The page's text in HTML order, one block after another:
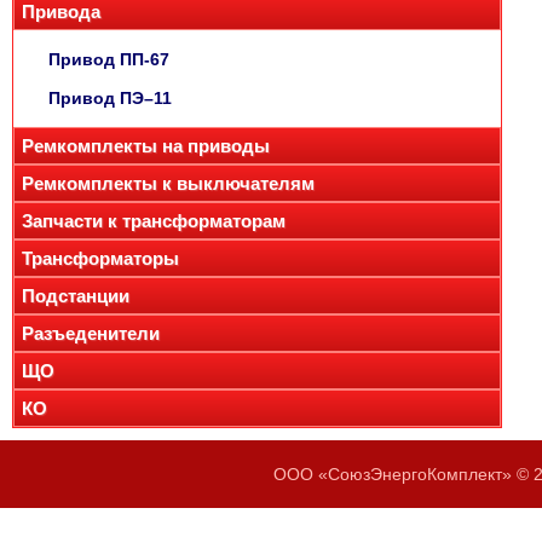
Привода
Привод ПП-67
Привод ПЭ–11
Ремкомплекты на приводы
Ремкомплекты к выключателям
Запчасти к трансформаторам
Трансформаторы
Подстанции
Разъеденители
ЩО
КО
ООО «СоюзЭнергоКомплект» ©